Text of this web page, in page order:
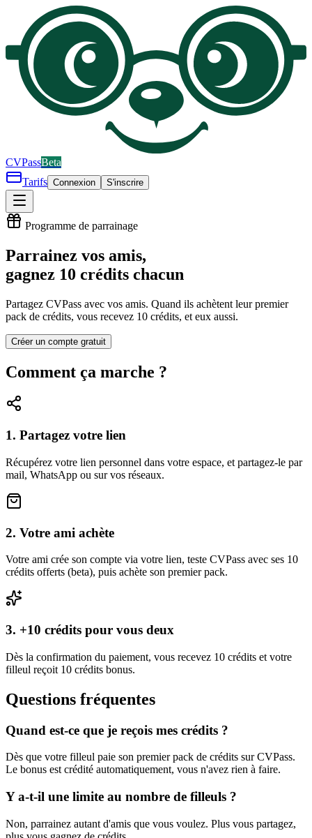
CVPassBeta
Tarifs Connexion S'inscrire
Programme de parrainage
Parrainez vos amis,
gagnez 10 crédits chacun
Partagez CVPass avec vos amis. Quand ils achètent leur premier
pack de crédits, vous recevez 10 crédits, et eux aussi.
Créer un compte gratuit
Comment ça marche ?
1. Partagez votre lien
Récupérez votre lien personnel dans votre espace, et partagez-le par
mail, WhatsApp ou sur vos réseaux.
2. Votre ami achète
Votre ami crée son compte via votre lien, teste CVPass avec ses 10
crédits offerts (beta), puis achète son premier pack.
3. +10 crédits pour vous deux
Dès la confirmation du paiement, vous recevez 10 crédits et votre
filleul reçoit 10 crédits bonus.
Questions fréquentes
Quand est-ce que je reçois mes crédits ?
Dès que votre filleul paie son premier pack de crédits sur CVPass.
Le bonus est crédité automatiquement, vous n'avez rien à faire.
Y a-t-il une limite au nombre de filleuls ?
Non, parrainez autant d'amis que vous voulez. Plus vous partagez,